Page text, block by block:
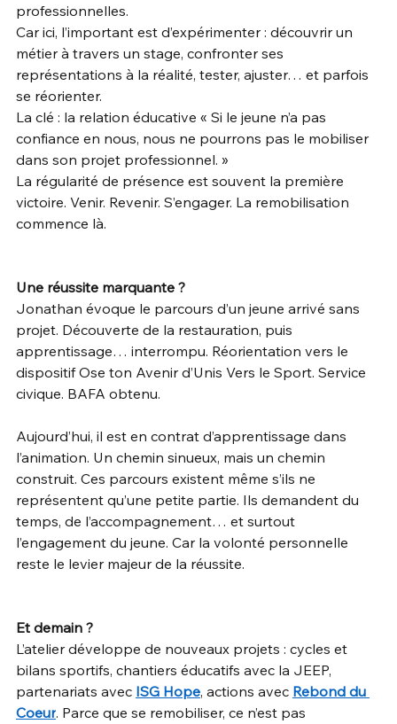
professionnelles.
Car ici, l’important est d’expérimenter : découvrir un
métier à travers un stage, confronter ses
représentations à la réalité, tester, ajuster… et parfois
se réorienter.
La clé : la relation éducative « Si le jeune n’a pas
confiance en nous, nous ne pourrons pas le mobiliser
dans son projet professionnel. »
La régularité de présence est souvent la première
victoire. Venir. Revenir. S’engager. La remobilisation
commence là.
Une réussite marquante ?
Jonathan évoque le parcours d’un jeune arrivé sans
projet. Découverte de la restauration, puis
apprentissage… interrompu. Réorientation vers le
dispositif Ose ton Avenir d’Unis Vers le Sport. Service
civique. BAFA obtenu.
Aujourd’hui, il est en contrat d’apprentissage dans
l’animation. Un chemin sinueux, mais un chemin
construit. Ces parcours existent même s’ils ne
représentent qu’une petite partie. Ils demandent du
temps, de l’accompagnement… et surtout
l’engagement du jeune. Car la volonté personnelle
reste le levier majeur de la réussite.
Et demain ?
L’atelier développe de nouveaux projets : cycles et
bilans sportifs, chantiers éducatifs avec la JEEP,
partenariats avec ISG Hope, actions avec Rebond du
Coeur. Parce que se remobiliser, ce n’est pas